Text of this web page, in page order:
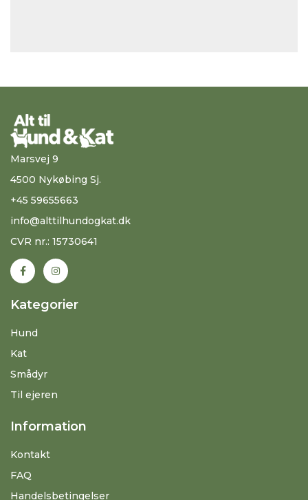
Marsvej 9
4500 Nykøbing Sj.
+45 59655663
info@alttilhundogkat.dk
CVR nr.: 15730641
Kategorier
Hund
Kat
Smådyr
Til ejeren
Information
Kontakt
FAQ
Handelsbetingelser